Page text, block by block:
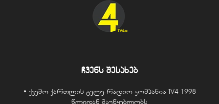
ჩვენს შესახებ
• ქვემო ქართლის ტელე-რადიო კომპანია TV4 1998
წლიდან მაუწყებლობს